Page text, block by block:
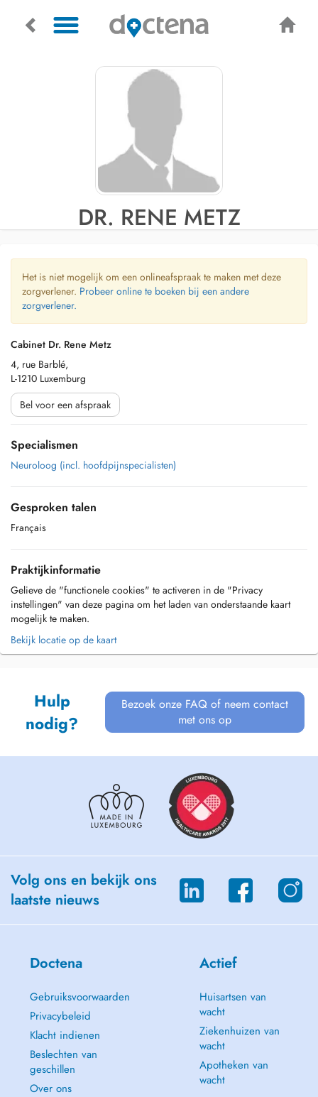
DR. RENE METZ
Het is niet mogelijk om een onlineafspraak te maken met deze
zorgverlener. Probeer online te boeken bij een andere
zorgverlener.
Cabinet Dr. Rene Metz
4, rue Barblé,
L-1210 Luxemburg
Bel voor een afspraak
Specialismen
Neuroloog (incl. hoofdpijnspecialisten)
Gesproken talen
Français
Praktijkinformatie
Gelieve de "functionele cookies" te activeren in de "Privacy
instellingen" van deze pagina om het laden van onderstaande kaart
mogelijk te maken.
Bekijk locatie op de kaart
Hulp
nodig?
Bezoek onze FAQ of neem contact
met ons op
Volg ons en bekijk ons
laatste nieuws
Doctena
Gebruiksvoorwaarden
Privacybeleid
Klacht indienen
Beslechten van
geschillen
Over ons
Actief
Huisartsen van
wacht
Ziekenhuizen van
wacht
Apotheken van
wacht